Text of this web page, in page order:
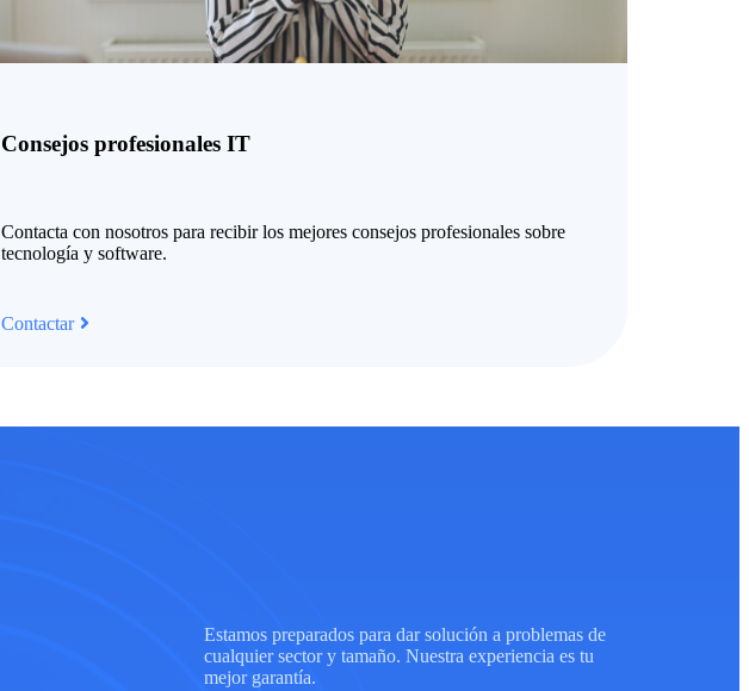
Consejos profesionales IT
Contacta con nosotros para recibirlos mejores consejos profesionales sobre
tecnología y software.
Contactar
Estamospreparadosparadarsoluciónaproblemasde
cualquiersectorytamaño. Nuestra experiencia es tu
mejor garantía.